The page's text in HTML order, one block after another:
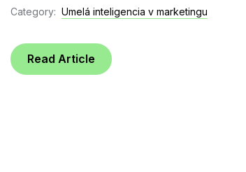
Category: Umelá inteligencia v marketingu
Read Article